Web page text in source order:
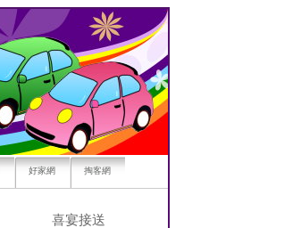
好家網 掏客網
喜宴接送